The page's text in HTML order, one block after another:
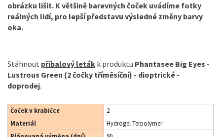
obrázku lišit. K většině barevných čoček uvádíme fotky
reálných lidí, pro lepší představu výsledné změny barvy
oka.
Stáhnout příbalový leták k produktu Phantasee Big Eyes -
Lustrous Green (2 čočky tříměsíční) - dioptrické -
doprodej.
Čoček v krabičce
2
Materiál
Hydrogel Terpolymer